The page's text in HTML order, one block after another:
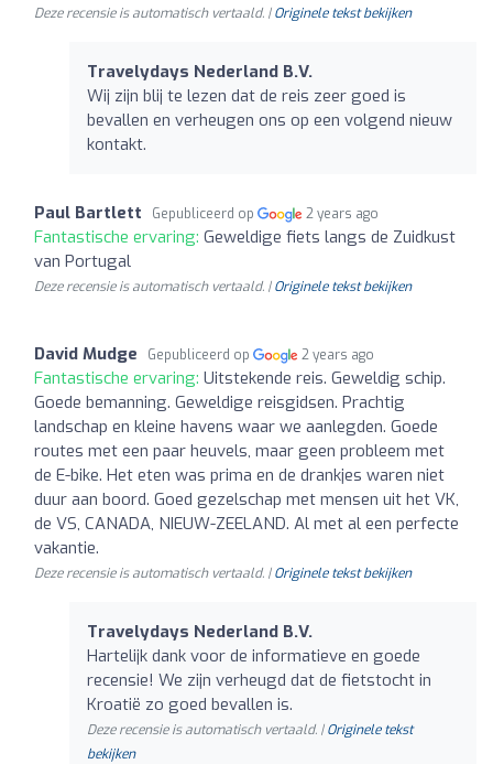
Deze recensie is automatisch vertaald. |Originele tekst bekijken
Travelydays Nederland B.V.
Wij zijn blij te lezen dat de reis zeer goed is
bevallen en verheugen ons op een volgend nieuw
kontakt.
Paul Bartlett Gepubliceerd op 2 years ago
Fantastische ervaring: Geweldige fiets langs de Zuidkust
van Portugal
Deze recensie is automatisch vertaald. |Originele tekst bekijken
David Mudge Gepubliceerd op 2 years ago
Fantastische ervaring: Uitstekende reis. Geweldig schip.
Goede bemanning. Geweldige reisgidsen. Prachtig
landschap en kleine havens waar we aanlegden. Goede
routes met een paar heuvels, maar geen probleem met
de E-bike. Het eten was prima en de drankjes waren niet
duur aan boord. Goed gezelschap met mensen uit het VK,
de VS, CANADA, NIEUW-ZEELAND. Al met al een perfecte
vakantie.
Deze recensie is automatisch vertaald. |Originele tekst bekijken
Travelydays Nederland B.V.
Hartelijk dank voor de informatieve en goede
recensie! We zijn verheugd dat de fietstocht in
Kroatië zo goed bevallen is.
Deze recensie is automatisch vertaald. |Originele tekst
bekijken